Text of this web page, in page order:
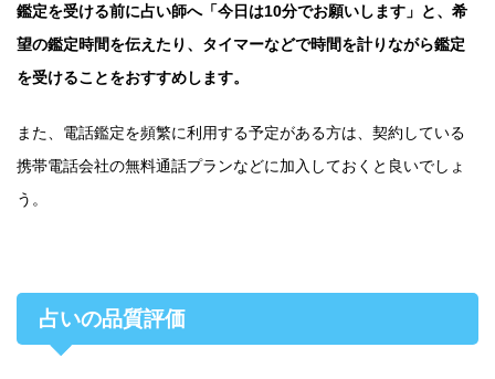
鑑定を受ける前に占い師へ「今日は10分でお願いします」と、希
望の鑑定時間を伝えたり、タイマーなどで時間を計りながら鑑定
を受けることをおすすめします。
また、電話鑑定を頻繁に利用する予定がある方は、契約している
携帯電話会社の無料通話プランなどに加入しておくと良いでしょ
う。
占いの品質評価